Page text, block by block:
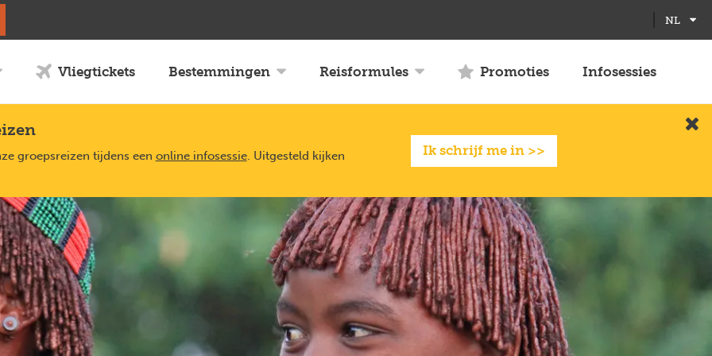
NL
Vliegtickets Bestemmingen Reisformules Promoties Infosessies
groepsreizen tijdens een online infosessie. Uitgesteld kijken
Ik schrijf me in >>
screen